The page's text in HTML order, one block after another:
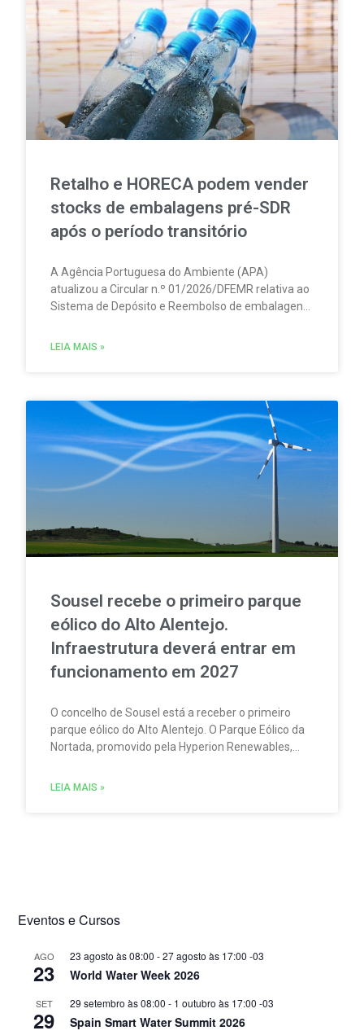
Retalho e HORECA podem vender
stocks de embalagens pré-SDR
após o período transitório
A Agência Portuguesa do Ambiente (APA)
atualizou a Circular n.º 01/2026/DFEMR relativa ao
Sistema de Depósito e Reembolso de embalagens
traz um esclarecimento relevante para
LEIA MAIS »
Sousel recebe o primeiro parque
eólico do Alto Alentejo.
Infraestrutura deverá entrar em
funcionamento em 2027
O concelho de Sousel está a receber o primeiro
parque eólico do Alto Alentejo. O Parque Eólico da
Nortada, promovido pela Hyperion Renewables,
LEIA MAIS »
Eventos e Cursos
AGO
23
23 agosto às 08:00 -27 agosto às 17:00 -03
World Water Week 2026
SET
29
29 setembro às 08:00 - 1 outubro às 17:00 -03
Spain Smart Water Summit 2026